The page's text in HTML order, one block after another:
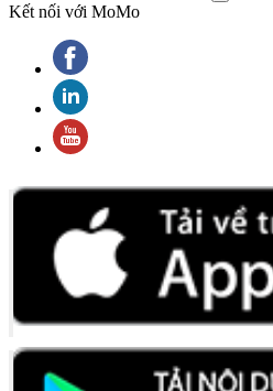
Kết nối với MoMo